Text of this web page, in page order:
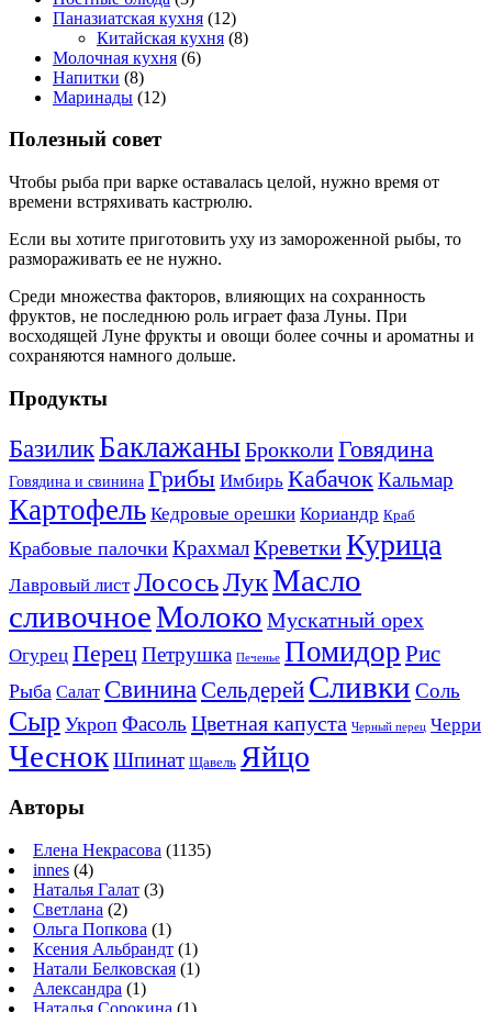
Паназиатская кухня (12)
Китайская кухня (8)
Молочная кухня (6)
Напитки (8)
Маринады (12)
Полезный совет
Чтобы рыба при варке оставалась целой, нужно время от
времени встряхивать кастрюлю.
Если вы хотите приготовить уху из замороженной рыбы, то
размораживать ее не нужно.
Среди множества факторов, влияющих на сохранность
фруктов, не последнюю роль играет фаза Луны. При
восходящей Луне фрукты и овощи более сочны и ароматны и
сохраняются намного дольше.
Продукты
БазиликБаклажаныБрокколиГовядина
Говядина и свинина Грибы Имбирь КабачокКальмар
Картофель Кедровые орешки Кориандр Краб
Крабовые палочки КрахмалКреветкиКурица
Лавровый лист ЛососьЛукМасло
сливочноеМолоко Мускатный орех
Огурец ПерецПетрушка Печенье Помидор Рис
Рыба Салат СвининаСельдерей Сливки Соль
Сыр Укроп Фасоль Цветная капуста Черный перец Черри
ЧеснокШпинат Щавель Яйцо
Авторы
Елена Некрасова (1135)
innes (4)
Наталья Галат (3)
Светлана (2)
Ольга Попкова (1)
Ксения Альбрандт (1)
Натали Белковская (1)
Александра (1)
Наталья Сорокина (1)